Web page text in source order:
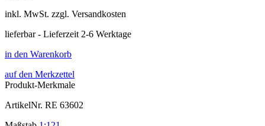
inkl. MwSt. zzgl. Versandkosten
lieferbar - Lieferzeit 2-6 Werktage
in den Warenkorb
auf den Merkzettel
Produkt-Merkmale
ArtikelNr. RE 63602